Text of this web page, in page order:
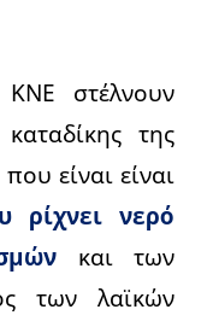
στέλνουν
της
είναι είναι
ρίχνει νερό
και των
των λαϊκών